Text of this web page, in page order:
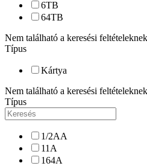
6TB
64TB
Nem található a keresési
Típus
Kártya
Nem található a keresési
Típus
1/2AA
11A
164A